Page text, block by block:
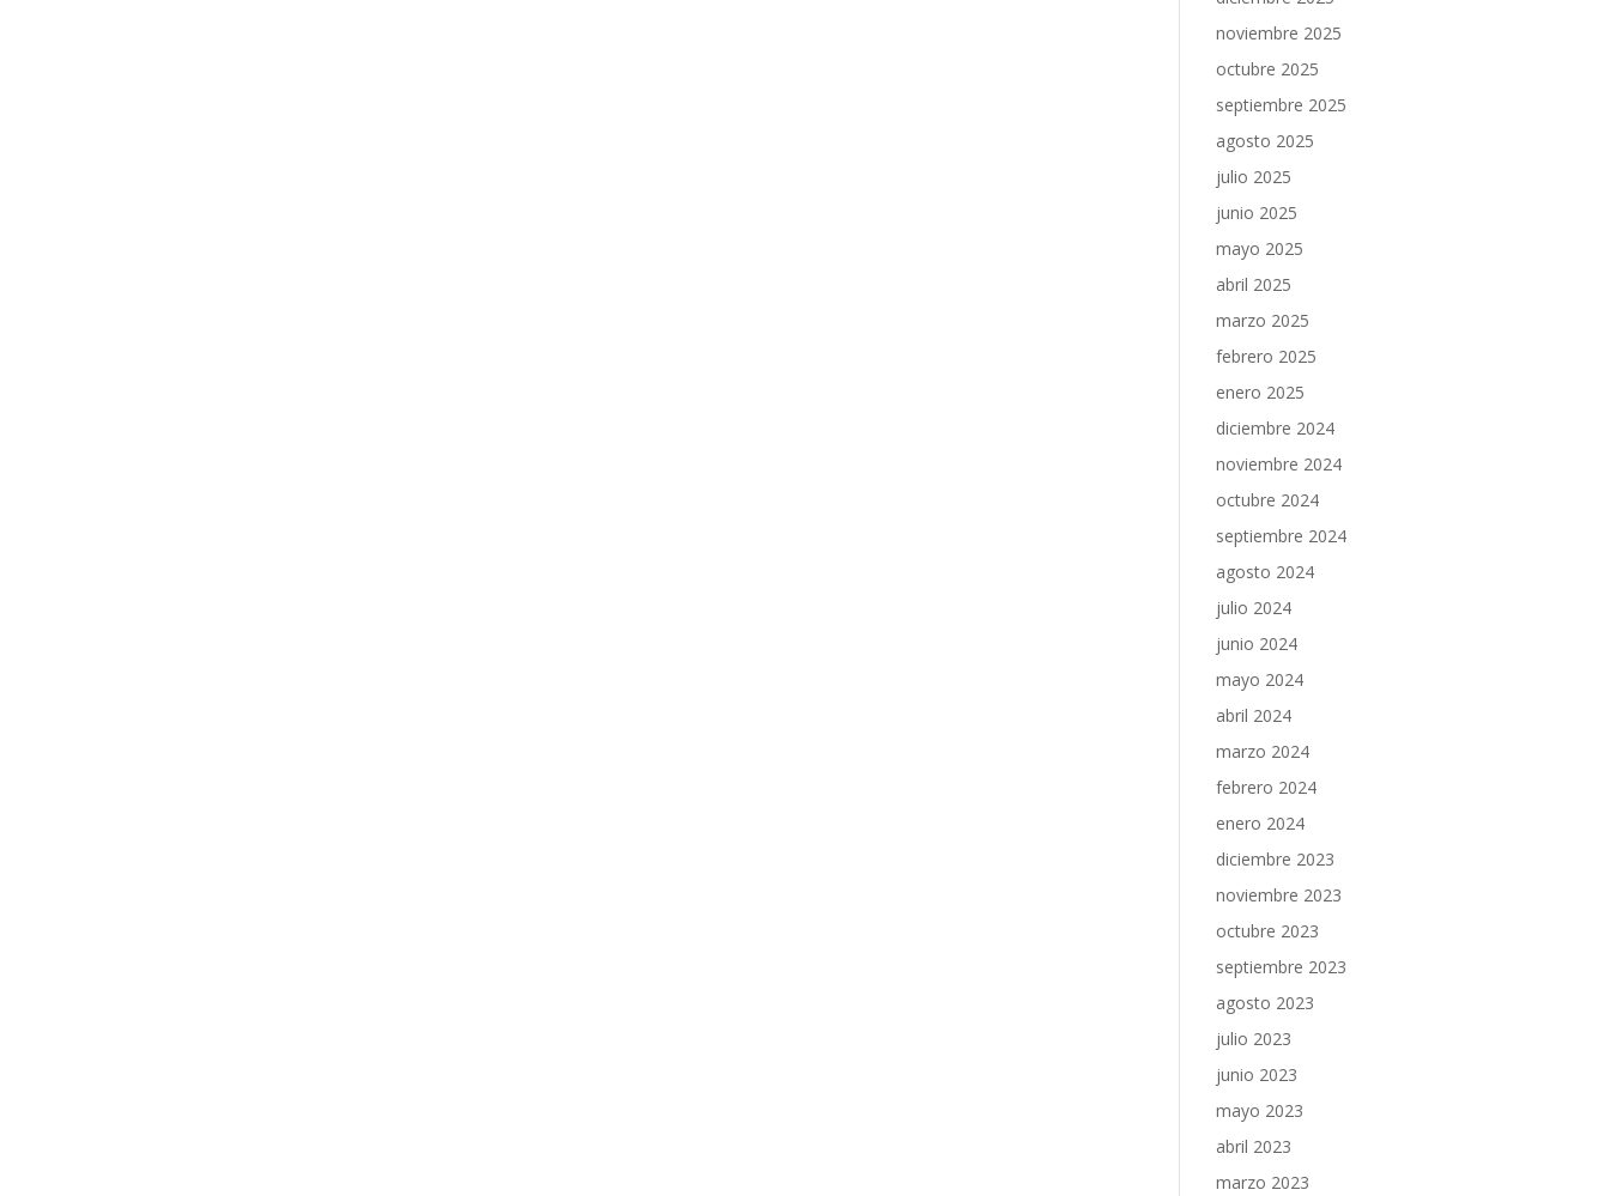
noviembre 2025
octubre 2025
septiembre 2025
agosto 2025
julio 2025
junio 2025
mayo 2025
abril 2025
marzo 2025
febrero 2025
enero 2025
diciembre 2024
noviembre 2024
octubre 2024
septiembre 2024
agosto 2024
julio 2024
junio 2024
mayo 2024
abril 2024
marzo 2024
febrero 2024
enero 2024
diciembre 2023
noviembre 2023
octubre 2023
septiembre 2023
agosto 2023
julio 2023
junio 2023
mayo 2023
abril 2023
marzo 2023